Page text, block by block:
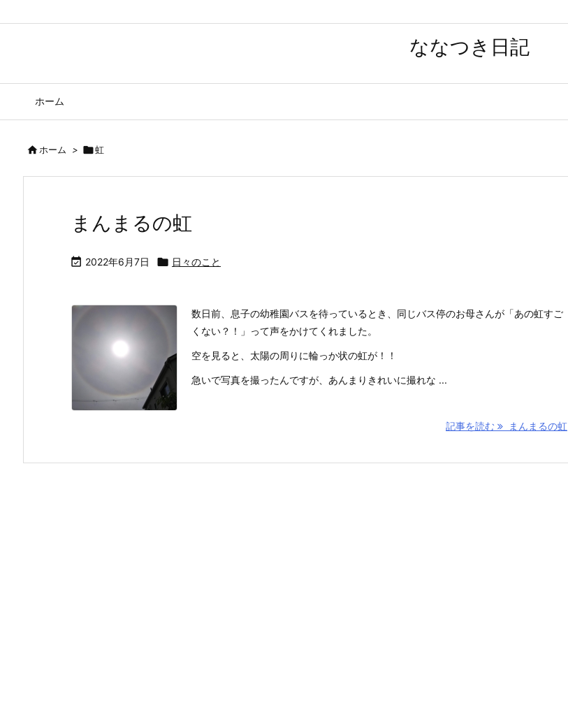
ななつき日記
ホーム
ホーム > 虹
まんまるの虹
 2022年6月7日  日々のこと
数日前、息子の幼稚園バスを待っているとき、同じバス停のお母さんが「あの虹すご
くない？！」って声をかけてくれました。
空を見ると、太陽の周りに輪っか状の虹が！！
急いで写真を撮ったんですが、あんまりきれいに撮れな ...
記事を読む まんまるの虹